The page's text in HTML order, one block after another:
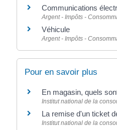
Communications
Argent - Impôts -
Véhicule
Argent - Impôts -
Pour en savoir plus
En magasin, quels
Institut national de la
La remise d'un ticket
Institut national de la